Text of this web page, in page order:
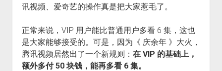
讯视频、爱奇艺的操作真是把大家惹毛了。
正常来说，VIP 用户能比普通用户多看 6 集，这也
是大家能够接受的。可是，因为《 庆余年 》大火，
腾讯视频居然出了一个新规则： 在 VIP 的基础上，
额外多付 50 块钱，能再多看 6 集。